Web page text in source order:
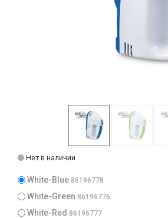
Нет в наличии
White-Blue 86196778
White-Green 86196776
White-Red 86196777